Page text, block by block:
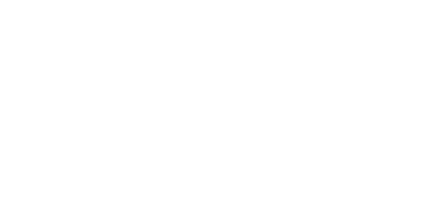
podemos tirar para delante y trabajamos con ilusión
de Juanlu
de 420 millones por el club
el ataque nervionense
de un inválido Consejo
antes del cierre
con el Genoa
campo sevillista
Salónica